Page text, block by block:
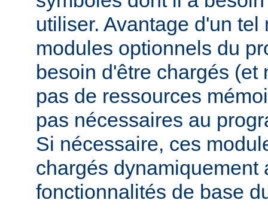
utiliser. Avantage d'un
modules optionnels du
besoin d'être chargés (et
pas de ressources
pas nécessaires au
Si nécessaire, ces
chargés dynamiquement
fonctionnalités de base